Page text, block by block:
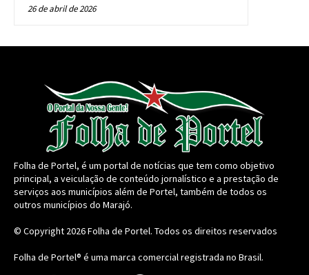
26 de abril de 2026
Folha de Portel, é um portal de notícias que tem como objetivo
principal, a veiculação de conteúdo jornalístico e a prestação de
serviços aos municípios além de Portel, também de todos os
outros municípios do Marajó.
© Copyright 2026Folha de Portel. Todos os direitos reservados
Folha de Portel® é uma marca comercial registrada no Brasil.